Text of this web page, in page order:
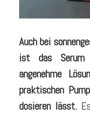
Auch bei
ist das Serum
angenehme
praktischen
dosieren lässt.